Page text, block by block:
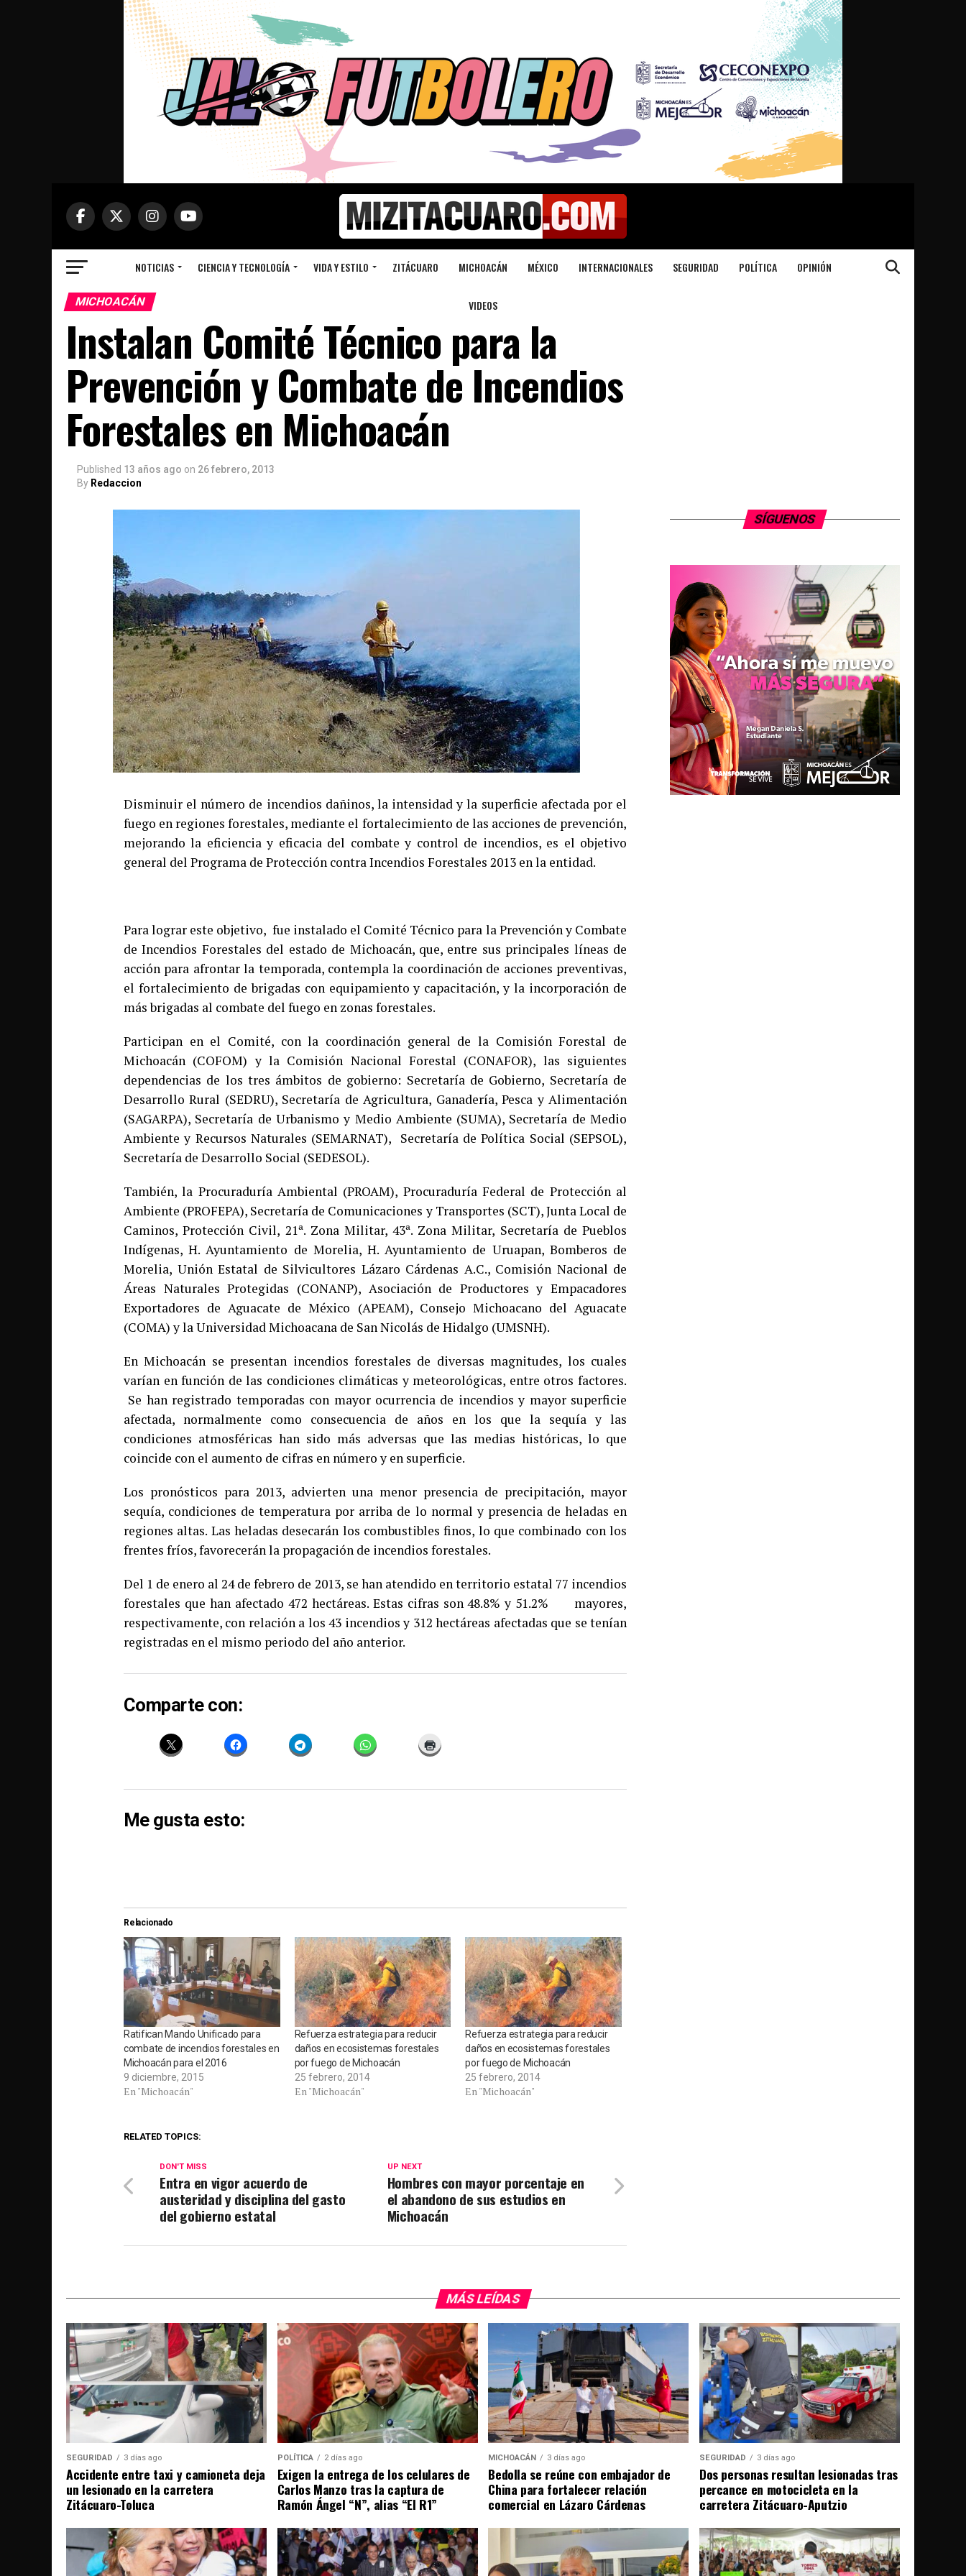
NOTICIAS CIENCIA Y TECNOLOGÍA VIDA Y ESTILO ZITÁCUARO MICHOACÁN MÉXICO INTERNACIONALES SEGURIDAD POLÍTICA OPINIÓN
VIDEOS
MICHOACÁN
Instalan Comité Técnico para la
Prevención y Combate de Incendios
Forestales en Michoacán
Published 13 años ago on 26 febrero, 2013
By Redaccion
Disminuir el número de incendios dañinos, la intensidad y la superficie afectada por el
fuego en regiones forestales, mediante el fortalecimiento de las acciones de prevención,
mejorando la eficiencia y eficacia del combate y control de incendios, es el objetivo
general del Programa de Protección contra Incendios Forestales 2013 en la entidad.
Para lograr este objetivo, fue instalado el Comité Técnico para la Prevención y Combate
de Incendios Forestales del estado de Michoacán, que, entre sus principales líneas de
acción para afrontar la temporada, contempla la coordinación de acciones preventivas,
el fortalecimiento de brigadas con equipamiento y capacitación, y la incorporación de
más brigadas al combate del fuego en zonas forestales.
Participan en el Comité, con la coordinación general de la Comisión Forestal de
Michoacán (COFOM) y la Comisión Nacional Forestal (CONAFOR), las siguientes
dependencias de los tres ámbitos de gobierno: Secretaría de Gobierno, Secretaría de
Desarrollo Rural (SEDRU), Secretaría de Agricultura, Ganadería, Pesca y Alimentación
(SAGARPA), Secretaría de Urbanismo y Medio Ambiente (SUMA), Secretaría de Medio
Ambiente y Recursos Naturales (SEMARNAT), Secretaría de Política Social (SEPSOL),
Secretaría de Desarrollo Social (SEDESOL).
También, la Procuraduría Ambiental (PROAM), Procuraduría Federal de Protección al
Ambiente (PROFEPA), Secretaría de Comunicaciones y Transportes (SCT), Junta Local de
Caminos, Protección Civil, 21ª. Zona Militar, 43ª. Zona Militar, Secretaría de Pueblos
Indígenas, H. Ayuntamiento de Morelia, H. Ayuntamiento de Uruapan, Bomberos de
Morelia, Unión Estatal de Silvicultores Lázaro Cárdenas A.C., Comisión Nacional de
Áreas Naturales Protegidas (CONANP), Asociación de Productores y Empacadores
Exportadores de Aguacate de México (APEAM), Consejo Michoacano del Aguacate
(COMA) y la Universidad Michoacana de San Nicolás de Hidalgo (UMSNH).
En Michoacán se presentan incendios forestales de diversas magnitudes, los cuales
varían en función de las condiciones climáticas y meteorológicas, entre otros factores.
Se han registrado temporadas con mayor ocurrencia de incendios y mayor superficie
afectada, normalmente como consecuencia de años en los que la sequía y las
condiciones atmosféricas han sido más adversas que las medias históricas, lo que
coincide con el aumento de cifras en número y en superficie.
Los pronósticos para 2013, advierten una menor presencia de precipitación, mayor
sequía, condiciones de temperatura por arriba de lo normal y presencia de heladas en
regiones altas. Las heladas desecarán los combustibles finos, lo que combinado con los
frentes fríos, favorecerán la propagación de incendios forestales.
Del 1 de enero al 24 de febrero de 2013, se han atendido en territorio estatal 77 incendios
forestales que han afectado 472 hectáreas. Estas cifras son 48.8% y 51.2% mayores,
respectivamente, con relación a los 43 incendios y 312 hectáreas afectadas que se tenían
registradas en el mismo periodo del año anterior.
Comparte con:
Me gusta esto:
Relacionado
Ratifican Mando Unificado para
combate de incendios forestales en
Michoacán para el 2016
9 diciembre, 2015
En "Michoacán"
Refuerza estrategia para reducir
daños en ecosistemas forestales
por fuego de Michoacán
25 febrero, 2014
En "Michoacán"
Refuerza estrategia para reducir
daños en ecosistemas forestales
por fuego de Michoacán
25 febrero, 2014
En "Michoacán"
RELATED TOPICS:
UP NEXT
Hombres con mayor porcentaje en
el abandono de sus estudios en
Michoacán
DON'T MISS
Entra en vigor acuerdo de
austeridad y disciplina del gasto
del gobierno estatal
SÍGUENOS
MÁS LEÍDAS
SEGURIDAD 3 días ago
Accidente entre taxi y camioneta deja
un lesionado en la carretera
Zitácuaro-Toluca
POLÍTICA 2 días ago
Exigen la entrega de los celulares de
Carlos Manzo tras la captura de
Ramón Ángel “N”, alias “El R1”
MICHOACÁN 3 días ago
Bedolla se reúne con embajador de
China para fortalecer relación
comercial en Lázaro Cárdenas
SEGURIDAD 3 días ago
Dos personas resultan lesionadas tras
percance en motocicleta en la
carretera Zitácuaro-Aputzio